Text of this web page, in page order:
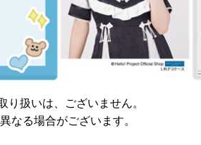
扱いは、ございません。
なる場合がございます。